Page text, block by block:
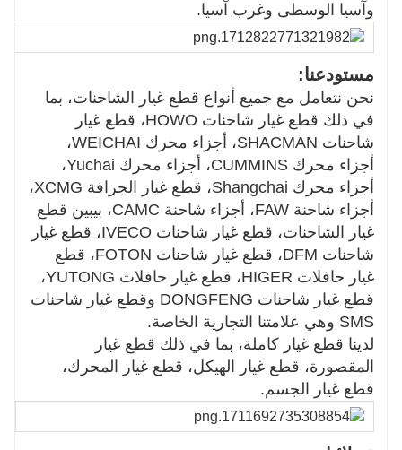
وآسيا الوسطى وغرب آسيا.
مستودعنا:
نحن نتعامل مع جميع أنواع قطع غيار الشاحنات، بما
في ذلك قطع غيار شاحنات HOWO، قطع غيار
شاحنات SHACMAN، أجزاء محرك WEICHAI،
أجزاء محرك CUMMINS، أجزاء محرك Yuchai،
أجزاء محرك Shangchai، قطع غيار الجرافة XCMG،
أجزاء شاحنة FAW، أجزاء شاحنة CAMC، بيبين قطع
غيار الشاحنات، قطع غيار شاحنات IVECO، قطع غيار
شاحنات DFM، قطع غيار شاحنات FOTON، قطع
غيار حافلات HIGER، قطع غيار حافلات YUTONG،
قطع غيار شاحنات DONGFENG وقطع غيار شاحنات
SMS وهي علامتنا التجارية الخاصة.
لدينا قطع غيار كاملة، بما في ذلك قطع غيار
المقصورة، قطع غيار الهيكل، قطع غيار المحرك،
قطع غيار الجسم.